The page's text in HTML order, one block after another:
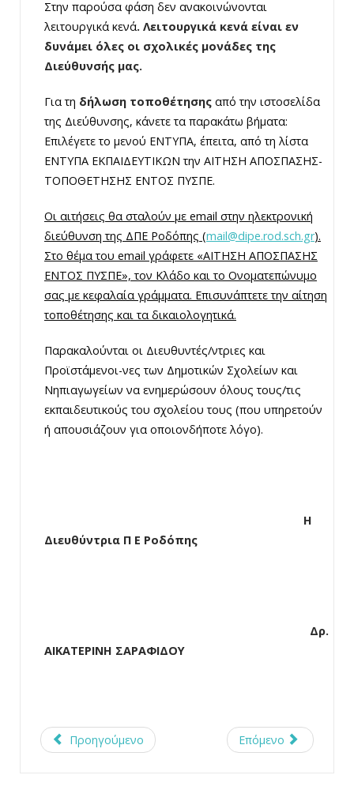
Στην παρούσα φάση δεν ανακοινώνονται
λειτουργικά κενά. Λειτουργικά κενά είναι εν
δυνάμει όλες οι σχολικές μονάδες της
Διεύθυνσής μας.
Για τη δήλωση τοποθέτησης από την ιστοσελίδα
της Διεύθυνσης, κάνετε τα παρακάτω βήματα:
Επιλέγετε το μενού ΕΝΤΥΠΑ, έπειτα, από τη λίστα
ΕΝΤΥΠΑ ΕΚΠΑΙΔΕΥΤΙΚΩΝ την ΑΙΤΗΣΗ ΑΠΟΣΠΑΣΗΣ-
ΤΟΠΟΘΕΤΗΣΗΣ ΕΝΤΟΣ ΠΥΣΠΕ.
Οι αιτήσεις θα σταλούν με email στην ηλεκτρονική
διεύθυνση της ΔΠΕ Ροδόπης (mail@dipe.rod.sch.gr).
Στο θέμα του email γράφετε «ΑΙΤΗΣΗ ΑΠΟΣΠΑΣΗΣ
ΕΝΤΟΣ ΠΥΣΠΕ», τον Κλάδο και το Ονοματεπώνυμο
σας με κεφαλαία γράμματα. Επισυνάπτετε την αίτηση
τοποθέτησης και τα δικαιολογητικά.
Παρακαλούνται οι Διευθυντές/ντριες και
Προϊστάμενοι-νες των Δημοτικών Σχολείων και
Νηπιαγωγείων να ενημερώσουν όλους τους/τις
εκπαιδευτικούς του σχολείου τους (που υπηρετούν
ή απουσιάζουν για οποιονδήποτε λόγο).
Η
Διευθύντρια Π Ε Ροδόπης
Δρ.
ΑΙΚΑΤΕΡΙΝΗ ΣΑΡΑΦΙΔΟΥ
Προηγούμενο Επόμενο